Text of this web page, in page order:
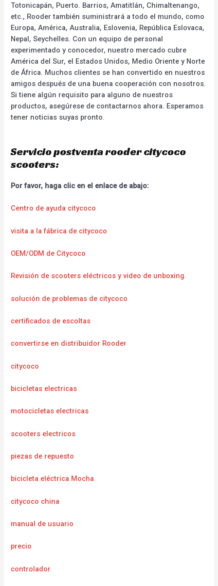
Totonicapán, Puerto. Barrios, Amatitlán, Chimaltenango,
etc., Rooder también suministrará a todo el mundo, como
Europa, América, Australia, Eslovenia, República Eslovaca,
Nepal, Seychelles. Con un equipo de personal
experimentado y conocedor, nuestro mercado cubre
América del Sur, el Estados Unidos, Medio Oriente y Norte
de África. Muchos clientes se han convertido en nuestros
amigos después de una buena cooperación con nosotros.
Si tiene algún requisito para alguno de nuestros
productos, asegúrese de contactarnos ahora. Esperamos
tener noticias suyas pronto.
Servicio postventa rooder citycoco
scooters:
Por favor, haga clic en el enlace de abajo:
Centro de ayuda citycoco
visita a la fábrica de citycoco
OEM/ODM de Citycoco
Revisión de scooters eléctricos y video de unboxing.
solución de problemas de citycoco
certificados de escoltas
convertirse en distribuidor Rooder
citycoco
bicicletas electricas
motocicletas electricas
scooters electricos
piezas de repuesto
bicicleta eléctrica Mocha
citycoco china
manual de usuario
precio
controlador